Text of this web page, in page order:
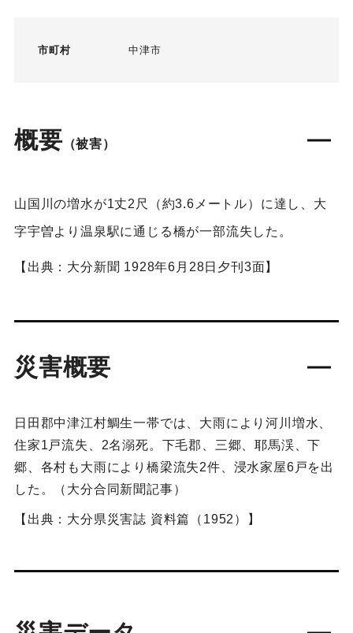
市町村 中津市
概要 （被害）
山国川の増水が1丈2尺（約3.6メートル）に達し、大
字宇曽より温泉駅に通じる橋が一部流失した。
【出典：大分新聞 1928年6月28日夕刊3面】
災害概要
日田郡中津江村鯛生一帯では、大雨により河川増水、
住家1戸流失、2名溺死。下毛郡、三郷、耶馬渓、下
郷、各村も大雨により橋梁流失2件、浸水家屋6戸を出
した。（大分合同新聞記事）
【出典：大分県災害誌 資料篇（1952）】